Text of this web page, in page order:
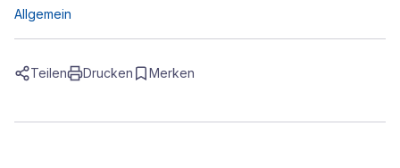
Allgemein
Teilen Drucken Merken